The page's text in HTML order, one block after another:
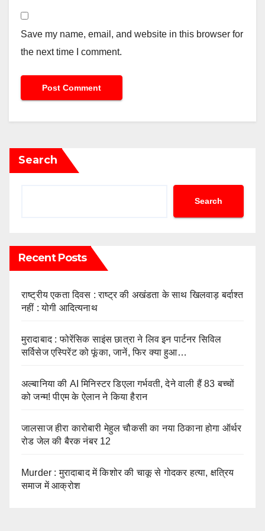
Save my name, email, and website in this browser for
the next time I comment.
Search
Search
Recent Posts
राष्ट्रीय एकता दिवस : राष्ट्र की अखंडता के साथ खिलवाड़ बर्दाश्त
नहीं : योगी आदित्यनाथ
मुरादाबाद : फोरेंसिक साइंस छात्रा ने लिव इन पार्टनर सिविल
सर्विसेज एस्पिरेंट को फूंका, जानें, फिर क्या हुआ…
अल्बानिया की AI मिनिस्‍टर डिएला गर्भवती, देने वाली हैं 83 बच्चों
को जन्‍म! पीएम के ऐलान ने किया हैरान
जालसाज हीरा कारोबारी मेहुल चौकसी का नया ठिकाना होगा ऑर्थर
रोड जेल की बैरक नंबर 12
Murder : मुरादाबाद में किशोर की चाकू से गोदकर हत्या, क्षत्रिय
समाज में आक्रोश